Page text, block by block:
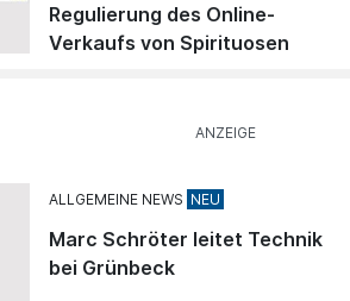
Regulierung des Online-
Verkaufs von Spirituosen
ALLGEMEINE NEWS
Marc Schröter leitet Technik
bei Grünbeck